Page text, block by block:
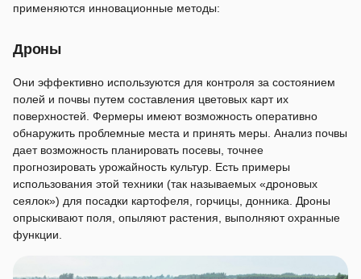
применяются инновационные методы:
Дроны
Они эффективно используются для контроля за состоянием
полей и почвы путем составления цветовых карт их
поверхностей. Фермеры имеют возможность оперативно
обнаружить проблемные места и принять меры. Анализ почвы
дает возможность планировать посевы, точнее
прогнозировать урожайность культур. Есть примеры
использования этой техники (так называемых «дроновых
сеялок») для посадки картофеля, горчицы, донника. Дроны
опрыскивают поля, опыляют растения, выполняют охранные
функции.